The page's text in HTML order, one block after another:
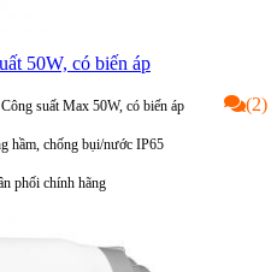
50W, có biến áp
(2)
Công suất Max 50W, có biến áp
hầm, chống bụi/nước IP65
phối chính hãng